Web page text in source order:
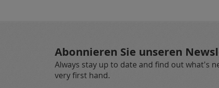
Abonnieren Sie unseren
Always stay up to date and find out what's
very first hand.